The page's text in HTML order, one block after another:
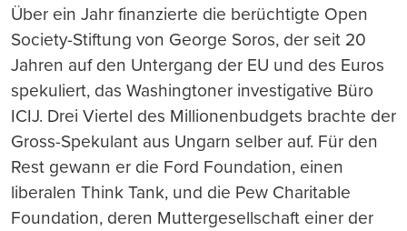
Über ein Jahr finanzierte die berüchtigte Open
Society-Stiftung von George Soros, der seit 20
Jahren auf den Untergang der EU und des Euros
spekuliert, das Washingtoner investigative Büro
ICIJ. Drei Viertel des Millionenbudgets brachte der
Gross-Spekulant aus Ungarn selber auf. Für den
Rest gewann er die Ford Foundation, einen
liberalen Think Tank, und die Pew Charitable
Foundation, deren Muttergesellschaft einer der